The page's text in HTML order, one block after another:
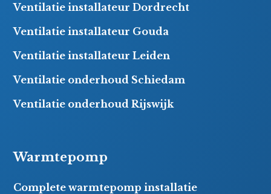
Ventilatie installateur Dordrecht
Ventilatie installateur Gouda
Ventilatie installateur Leiden
Ventilatie onderhoud Schiedam
Ventilatie onderhoud Rijswijk
Warmtepomp
Complete warmtepomp installatie